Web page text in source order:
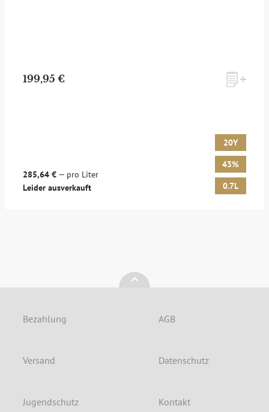
199,95 €
285,64 € — pro Liter
Leider ausverkauft
20Y
43%
0.7L
Bezahlung
Versand
AGB
Datenschutz
Jugendschutz Kontakt